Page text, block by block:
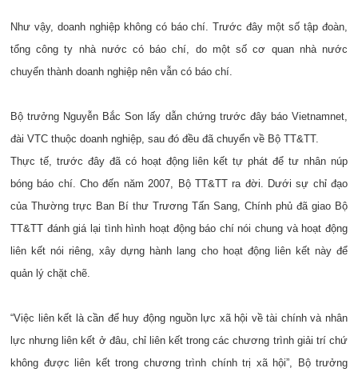
Như vậy, doanh nghiệp không có báo chí. Trước đây một số tập đoàn,
tổng công ty nhà nước có báo chí, do một số cơ quan nhà nước
chuyển thành doanh nghiệp nên vẫn có báo chí.
Bộ trưởng Nguyễn Bắc Son lấy dẫn chứng trước đây báo Vietnamnet,
đài VTC thuộc doanh nghiệp, sau đó đều đã chuyển về Bộ TT&TT.
Thực tế, trước đây đã có hoạt động liên kết tự phát để tư nhân núp
bóng báo chí. Cho đến năm 2007, Bộ TT&TT ra đời. Dưới sự chỉ đạo
của Thường trực Ban Bí thư Trương Tấn Sang, Chính phủ đã giao Bộ
TT&TT đánh giá lại tình hình hoạt động báo chí nói chung và hoạt động
liên kết nói riêng, xây dựng hành lang cho hoạt động liên kết này để
quản lý chặt chẽ.
“Việc liên kết là cần để huy động nguồn lực xã hội về tài chính và nhân
lực nhưng liên kết ở đâu, chỉ liên kết trong các chương trình giải trí chứ
không được liên kết trong chương trình chính trị xã hội”, Bộ trưởng